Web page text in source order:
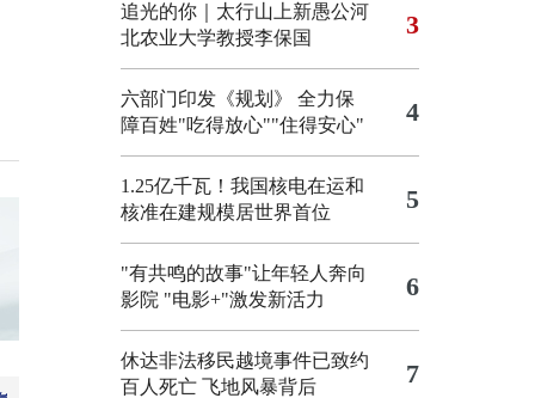
追光的你｜太行山上新愚公河
北农业大学教授李保国
3
六部门印发《规划》 全力保
障百姓"吃得放心""住得安心"
4
1.25亿千瓦！我国核电在运和
核准在建规模居世界首位
5
"有共鸣的故事"让年轻人奔向
影院 "电影+"激发新活力 6
休达非法移民越境事件已致约
百人死亡 飞地风暴背后 7